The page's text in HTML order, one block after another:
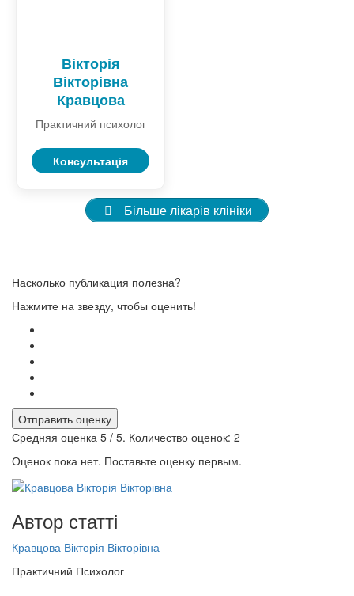
Вікторія
Вікторівна
Кравцова
Практичний психолог
Консультація
Більше лікарів клініки
Насколько публикация полезна?
Нажмите на звезду, чтобы оценить!
Отправить оценку
Средняя оценка 5 / 5. Количество оценок: 2
Оценок пока нет. Поставьте оценку первым.
Автор статті
Кравцова Вікторія Вікторівна
Практичний Психолог